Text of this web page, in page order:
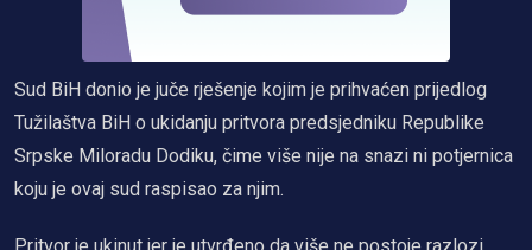
Sud BiH donio je juče rješenje kojim je prihvaćen prijedlog
Tužilaštva BiH o ukidanju pritvora predsjedniku Republike
Srpske Miloradu Dodiku, čime više nije na snazi ni potjernica
koju je ovaj sud raspisao za njim.